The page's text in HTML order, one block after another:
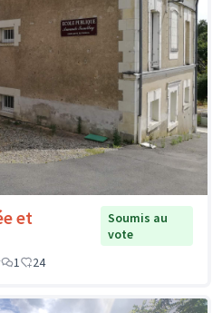
et
Soumis au
vote
1 24